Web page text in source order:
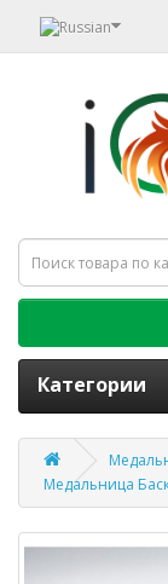
Категории
Медальница